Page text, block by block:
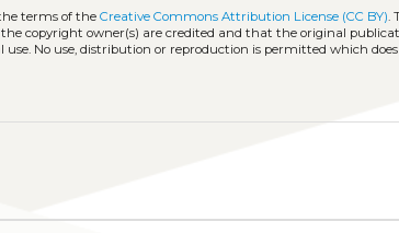
terms of theCreative Commons Attribution License (CC BY).
copyright owner(s) are credited and that the original
No use, distribution or reproduction is permitted which